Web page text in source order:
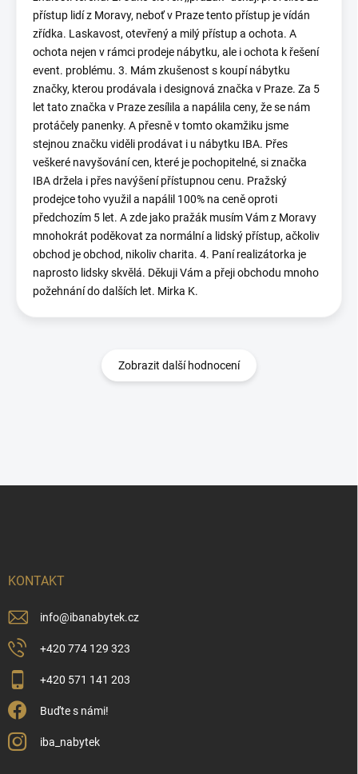
přístup lidí z Moravy, neboť v Praze tento přístup je vídán
zřídka. Laskavost, otevřený a milý přístup a ochota. A
ochota nejen v rámci prodeje nábytku, ale i ochota k řešení
event. problému. 3. Mám zkušenost s koupí nábytku
značky, kterou prodávala i designová značka v Praze. Za 5
let tato značka v Praze zesílila a napálila ceny, že se nám
protáčely panenky. A přesně v tomto okamžiku jsme
stejnou značku viděli prodávat i u nábytku IBA. Přes
veškeré navyšování cen, které je pochopitelné, si značka
IBA držela i přes navýšení přístupnou cenu. Pražský
prodejce toho využil a napálil 100% na ceně oproti
předchozím 5 let. A zde jako pražák musím Vám z Moravy
mnohokrát poděkovat za normální a lidský přístup, ačkoliv
obchod je obchod, nikoliv charita. 4. Paní realizátorka je
naprosto lidsky skvělá. Děkuji Vám a přeji obchodu mnoho
požehnání do dalších let. Mirka K.
Zobrazit další hodnocení
KONTAKT
info@ibanabytek.cz
+420 774 129 323
+420 571 141 203
Buďte s námi!
iba_nabytek